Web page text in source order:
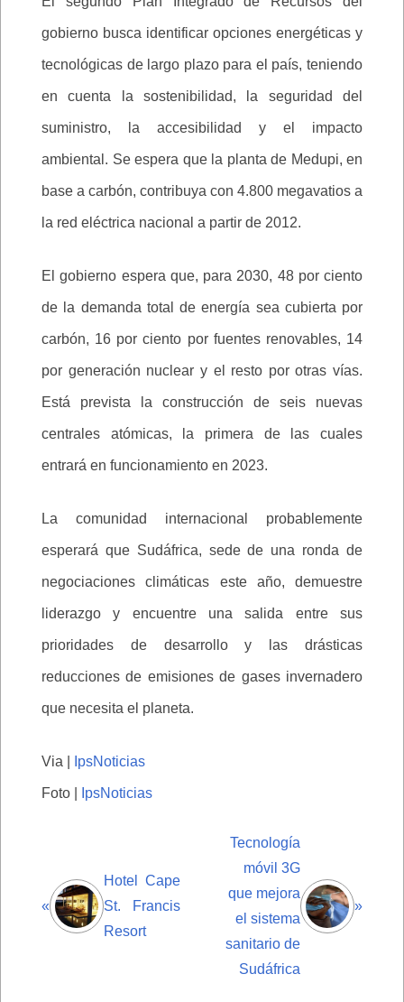
gobierno busca identificar opciones energéticas y
tecnológicas de largo plazo para el país, teniendo
en cuenta la sostenibilidad, la seguridad del
suministro, la accesibilidad y el impacto
ambiental. Se espera que la planta de Medupi, en
base a carbón, contribuya con 4.800 megavatios a
la red eléctrica nacional a partir de 2012.
El gobierno espera que, para 2030, 48 por ciento
de la demanda total de energía sea cubierta por
carbón, 16 por ciento por fuentes renovables, 14
por generación nuclear y el resto por otras vías.
Está prevista la construcción de seis nuevas
centrales atómicas, la primera de las cuales
entrará en funcionamiento en 2023.
La comunidad internacional probablemente
esperará que Sudáfrica, sede de una ronda de
negociaciones climáticas este año, demuestre
liderazgo y encuentre una salida entre sus
prioridades de desarrollo y las drásticas
reducciones de emisiones de gases invernadero
que necesita el planeta.
Via | IpsNoticias
Foto | IpsNoticias
«
Hotel Cape
St. Francis
Resort
Tecnología
móvil 3G
que mejora
el sistema
sanitario de
Sudáfrica
»